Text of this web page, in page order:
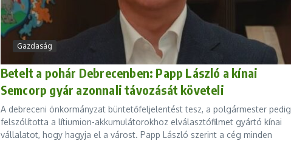
Gazdaság
Betelt a pohár Debrecenben: Papp László a kínai
Semcorp gyár azonnali távozását követeli
A debreceni önkormányzat büntetőfeljelentést tesz, a polgármester pedig
felszólította a lítiumion-akkumulátorokhoz elválasztófilmet gyártó kínai
vállalatot, hogy hagyja el a várost. Papp László szerint a cég minden